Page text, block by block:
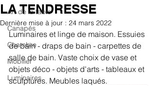
Art de la table
Canapés
Chambre
Mobilier
Luminaires
LA TENDRESSE
Dernière mise à jour : 24 mars 2022
Luminaires et linge de maison. Essuies
de bain - draps de bain - carpettes de
salle de bain. Vaste choix de vase et
objets déco - objets d'arts - tableaux et
sculptures. Meubles laqués.